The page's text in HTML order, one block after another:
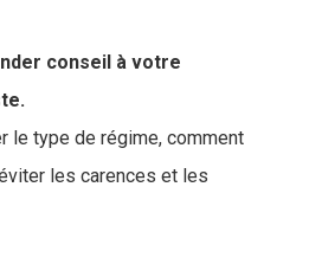
conseil à votre
le type de régime, comment
les carences et les